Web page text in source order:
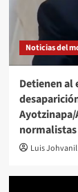
Noticias del
Detienen al
Luis Johvanil